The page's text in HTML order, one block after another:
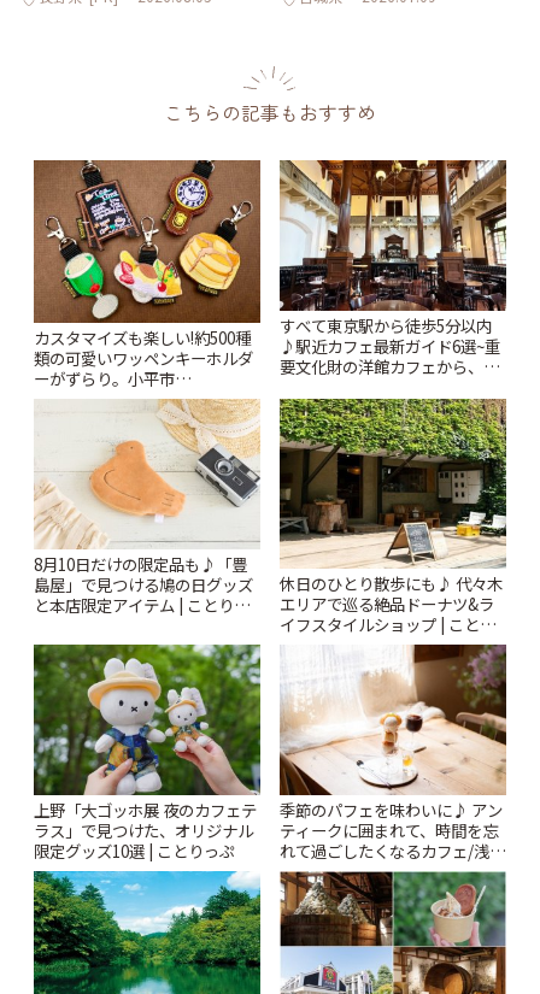
こちらの記事もおすすめ
カスタマイズも楽しい!約500種
類の可愛いワッペンキーホルダ
ーがずらり。小平市
「Kimamaya T&K」 | ことりっ
すべて東京駅から徒歩5分以内
♪駅近カフェ最新ガイド6選~重
要文化財の洋館カフェから、改
りっぷ
8月10日だけの限定品も♪「豊
島屋」で見つける鳩の日グッズ
と本店限定アイテム | ことりっ
休日のひとり散歩にも♪ 代々木
エリアで巡る絶品ドーナツ&ラ
イフスタイルショップ | ことり
っぷ
上野「大ゴッホ展 夜のカフェテ
ラス」で見つけた、オリジナル
限定グッズ10選 | ことりっぷ
季節のパフェを味わいに♪ アン
ティークに囲まれて、時間を忘
れて過ごしたくなるカフェ/浅草
「annorum cafe」 | ことりっぷ